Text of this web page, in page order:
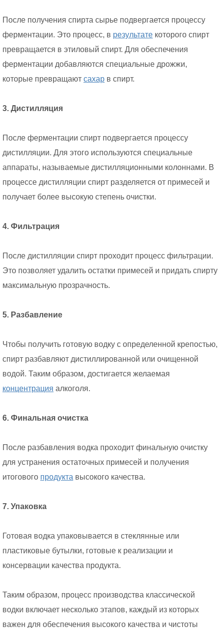
После получения спирта сырье подвергается процессу
ферментации. Это процесс, в результате которого спирт
превращается в этиловый спирт. Для обеспечения
ферментации добавляются специальные дрожжи,
которые превращают сахар в спирт.
3. Дистилляция
После ферментации спирт подвергается процессу
дистилляции. Для этого используются специальные
аппараты, называемые дистилляционными колоннами. В
процессе дистилляции спирт разделяется от примесей и
получает более высокую степень очистки.
4. Фильтрация
После дистилляции спирт проходит процесс фильтрации.
Это позволяет удалить остатки примесей и придать спирту
максимальную прозрачность.
5. Разбавление
Чтобы получить готовую водку с определенной крепостью,
спирт разбавляют дистиллированной или очищенной
водой. Таким образом, достигается желаемая
концентрация алкоголя.
6. Финальная очистка
После разбавления водка проходит финальную очистку
для устранения остаточных примесей и получения
итогового продукта высокого качества.
7. Упаковка
Готовая водка упаковывается в стеклянные или
пластиковые бутылки, готовые к реализации и
консервации качества продукта.
Таким образом, процесс производства классической
водки включает несколько этапов, каждый из которых
важен для обеспечения высокого качества и чистоты